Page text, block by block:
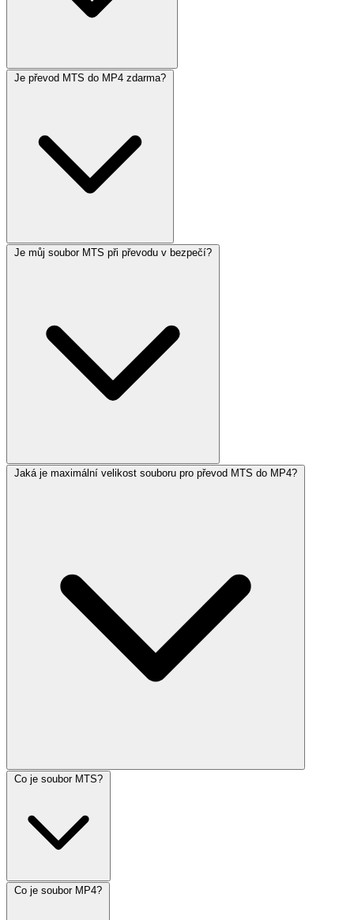
Je převod MTS do MP4 zdarma?
Je můj soubor MTS při převodu v bezpečí?
Jaká je maximální velikost souboru pro převod MTS do MP4?
Co je soubor MTS?
Co je soubor MP4?